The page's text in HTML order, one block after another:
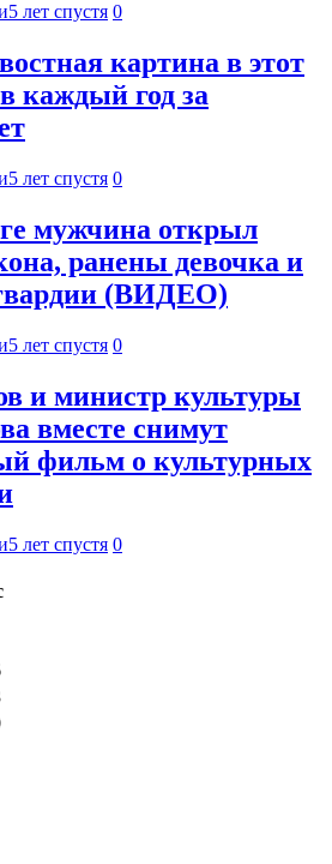
5 лет спустя 0
картина в этот
каждый год за
5 лет спустя 0
мужчина открыл
ранены девочка и
(ВИДЕО)
5 лет спустя 0
и министр культуры
вместе снимут
фильм о культурных
5 лет спустя 0